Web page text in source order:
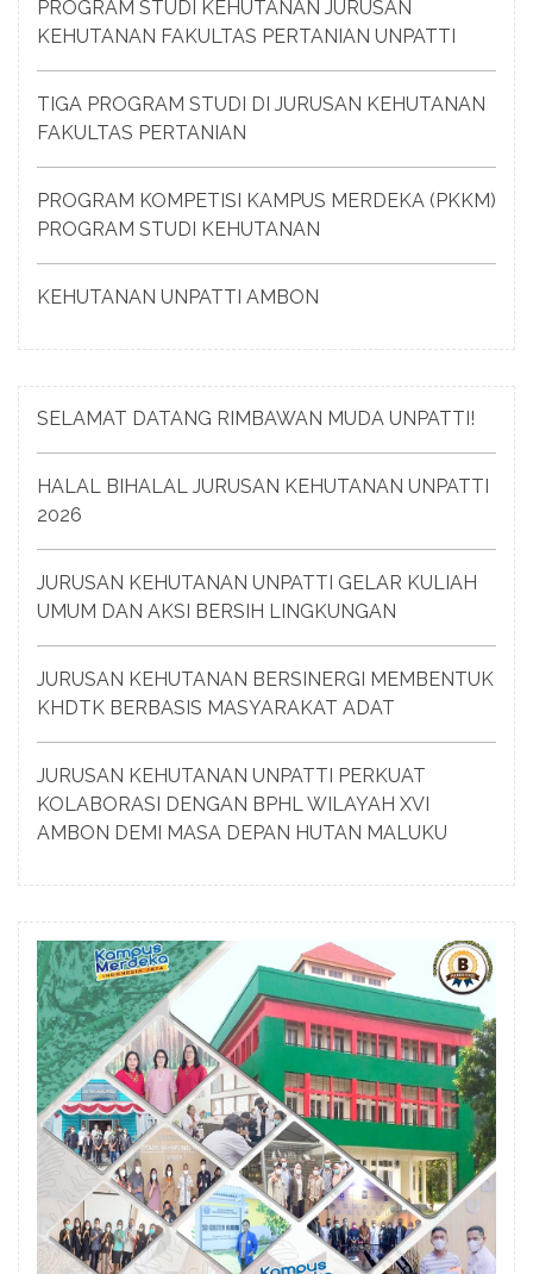
PROGRAM STUDI KEHUTANAN JURUSAN
KEHUTANAN FAKULTAS PERTANIAN UNPATTI
TIGA PROGRAM STUDI DI JURUSAN KEHUTANAN
FAKULTAS PERTANIAN
PROGRAM KOMPETISI KAMPUS MERDEKA (PKKM)
PROGRAM STUDI KEHUTANAN
KEHUTANAN UNPATTI AMBON
SELAMAT DATANG RIMBAWAN MUDA UNPATTI!
HALAL BIHALAL JURUSAN KEHUTANAN UNPATTI
2026
JURUSAN KEHUTANAN UNPATTI GELAR KULIAH
UMUM DAN AKSI BERSIH LINGKUNGAN
JURUSAN KEHUTANAN BERSINERGI MEMBENTUK
KHDTK BERBASIS MASYARAKAT ADAT
JURUSAN KEHUTANAN UNPATTI PERKUAT
KOLABORASI DENGAN BPHL WILAYAH XVI
AMBON DEMI MASA DEPAN HUTAN MALUKU